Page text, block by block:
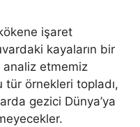
işaret
kayaların bir
etmemiz
örnekleri topladı,
gezici Dünya’ya